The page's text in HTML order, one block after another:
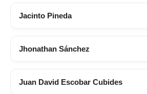
Jacinto Pineda
Jhonathan Sánchez
Juan David Escobar Cubides